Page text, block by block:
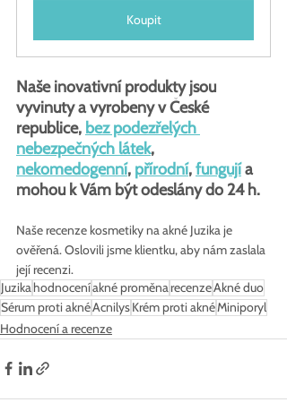
Koupit
Naše inovativní produkty jsou
vyvinuty a vyrobeny v České
republice, bez podezřelých
nebezpečných látek,
nekomedogenní, přírodní, fungují a
mohou k Vám být odeslány do 24 h.
Naše recenze kosmetiky na akné Juzika je
ověřená. Oslovili jsme klientku, aby nám zaslala
její recenzi.
Juzikahodnoceníakné proměnarecenzeAkné duo
Sérum proti aknéAcnilysKrém proti aknéMiniporyl
Hodnocení a recenze